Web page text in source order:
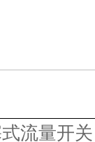
流量开关